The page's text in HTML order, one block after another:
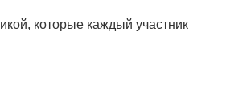
которые каждый участник